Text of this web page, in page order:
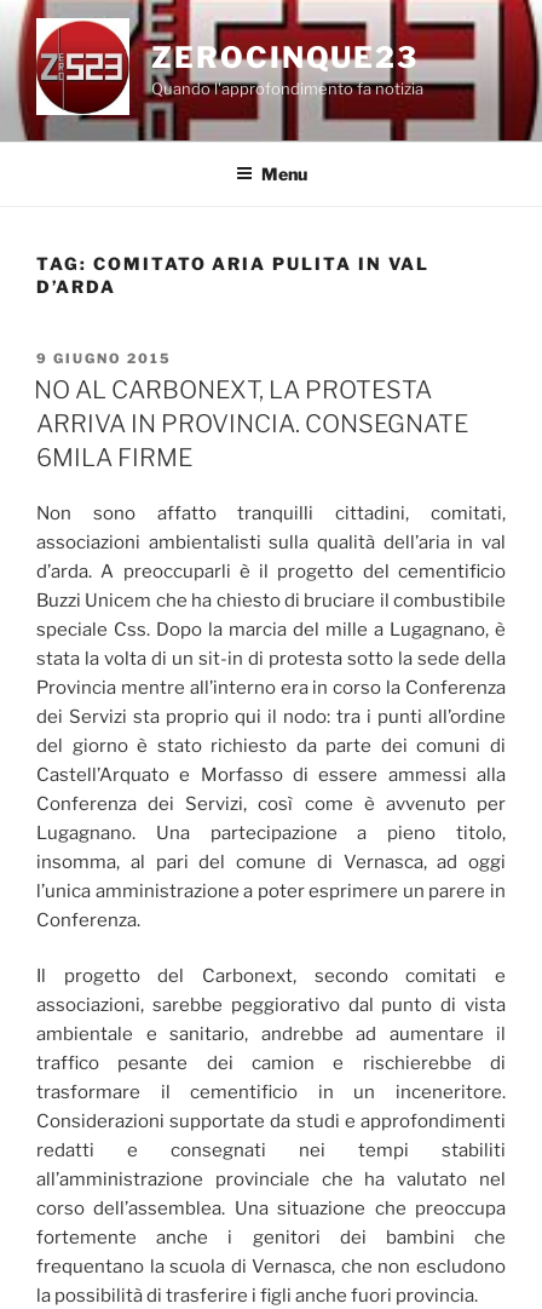
Salta
contenuto
ZEROCINQUE23
Quando l'approfondimento fa notizia
Menu
TAG: COMITATO ARIA PULITA IN VAL
D’ARDA
PUBBLICATO
IL
9 GIUGNO 2015
NO AL CARBONEXT, LA PROTESTA
ARRIVA IN PROVINCIA. CONSEGNATE
6MILA FIRME
Non sono affatto tranquilli cittadini, comitati,
associazioni ambientalisti sulla qualità dell’aria in val
d’arda. A preoccuparli è il progetto del cementificio
Buzzi Unicem che ha chiesto di bruciare il combustibile
speciale Css. Dopo la marcia del mille a Lugagnano, è
stata la volta di un sit-in di protesta sotto la sede della
Provincia mentre all’interno era in corso la Conferenza
dei Servizi sta proprio qui il nodo: tra i punti all’ordine
del giorno è stato richiesto da parte dei comuni di
Castell’Arquato e Morfasso di essere ammessi alla
Conferenza dei Servizi, così come è avvenuto per
Lugagnano. Una partecipazione a pieno titolo,
insomma, al pari del comune di Vernasca, ad oggi
l’unica amministrazione a poter esprimere un parere in
Conferenza.
Il progetto del Carbonext, secondo comitati e
associazioni, sarebbe peggiorativo dal punto di vista
ambientale e sanitario, andrebbe ad aumentare il
traffico pesante dei camion e rischierebbe di
trasformare il cementificio in un inceneritore.
Considerazioni supportate da studi e approfondimenti
redatti e consegnati nei tempi stabiliti
all’amministrazione provinciale che ha valutato nel
corso dell’assemblea. Una situazione che preoccupa
fortemente anche i genitori dei bambini che
frequentano la scuola di Vernasca, che non escludono
la possibilità di trasferire i figli anche fuori provincia.